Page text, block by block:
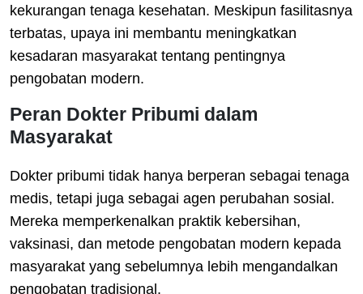
kekurangan tenaga kesehatan. Meskipun fasilitasnya
terbatas, upaya ini membantu meningkatkan
kesadaran masyarakat tentang pentingnya
pengobatan modern.
Peran Dokter Pribumi dalam
Masyarakat
Dokter pribumi tidak hanya berperan sebagai tenaga
medis, tetapi juga sebagai agen perubahan sosial.
Mereka memperkenalkan praktik kebersihan,
vaksinasi, dan metode pengobatan modern kepada
masyarakat yang sebelumnya lebih mengandalkan
pengobatan tradisional.